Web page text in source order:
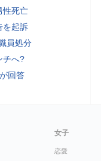
性死亡
を起訴
員処分
チへ?
回答
女子
恋愛